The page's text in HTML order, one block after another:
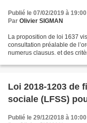
Publié le 07/02/2019 à 19:00
Par Olivier SIGMAN
La proposition de loi 1637
consultation préalable de
numerus clausus. et des
Loi 2018-1203 de
sociale (LFSS)
Publié le 29/12/2018 à 10:00